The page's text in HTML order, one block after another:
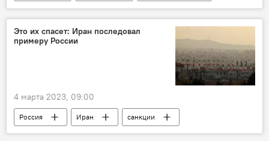
В Абхазии
Это их спасет: Иран последовал
примеру России
4 марта 2023, 09:00
Россия Иран санкции